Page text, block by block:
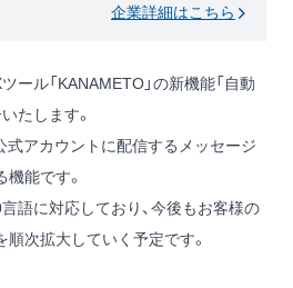
企業詳細はこちら
ール「KANAMETO」の新機能「自動
たします。
式アカウントに配信するメッセージ
能です。
語に対応しており、今後もお客様の
次拡大していく予定です。